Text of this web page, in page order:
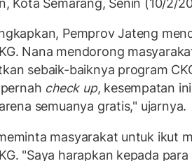
Pemprov Jateng
Nana mendorong
sebaik-baiknya program
check up, kesempatan
semuanya gratis," ujarnya.
masyarakat untuk ikut
"Saya harapkan kepada